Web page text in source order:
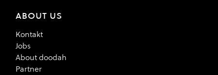
ABOUT US
Kontakt
Jobs
About doodah
Partner